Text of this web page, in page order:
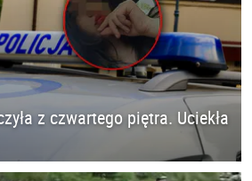
z czwartego piętra. Uciekła